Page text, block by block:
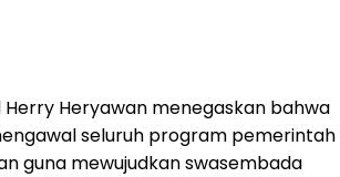
Herry Heryawan menegaskan bahwa
seluruh program pemerintah
guna mewujudkan swasembada